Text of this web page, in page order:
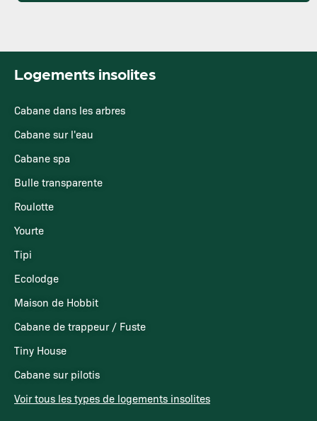
Logements insolites
Cabane dans les arbres
Cabane sur l'eau
Cabane spa
Bulle transparente
Roulotte
Yourte
Tipi
Ecolodge
Maison de Hobbit
Cabane de trappeur / Fuste
Tiny House
Cabane sur pilotis
Voir tous les types de logements insolites